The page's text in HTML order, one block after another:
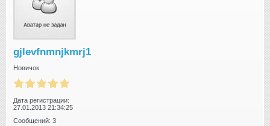
gjlevfnmnjkmrj1
Новичок
Дата регистрации:
27.01.2013 21:34:25
Сообщений: 3